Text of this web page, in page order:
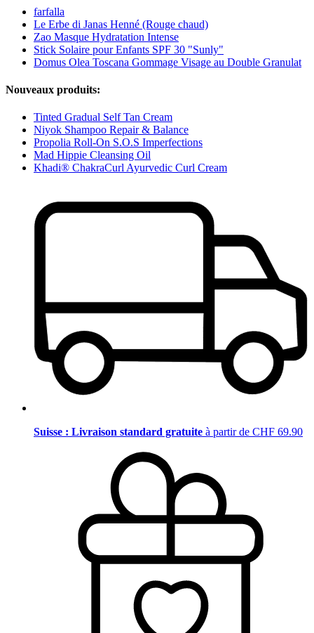
farfalla
Le Erbe di Janas Henné (Rouge chaud)
Zao Masque Hydratation Intense
Stick Solaire pour Enfants SPF 30 "Sunly"
Domus Olea Toscana Gommage Visage au Double Granulat
Nouveaux produits:
Tinted Gradual Self Tan Cream
Niyok Shampoo Repair & Balance
Propolia Roll-On S.O.S Imperfections
Mad Hippie Cleansing Oil
Khadi® ChakraCurl Ayurvedic Curl Cream
Suisse : Livraison standard gratuite à partir de CHF 69.90